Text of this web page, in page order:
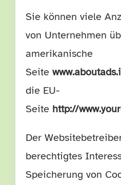
Sie können viele
von Unternehmen
amerikanische
Seite
die EU-
Seite http://
Der
berechtigtes
Speicherung von